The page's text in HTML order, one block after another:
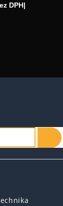
DPH|